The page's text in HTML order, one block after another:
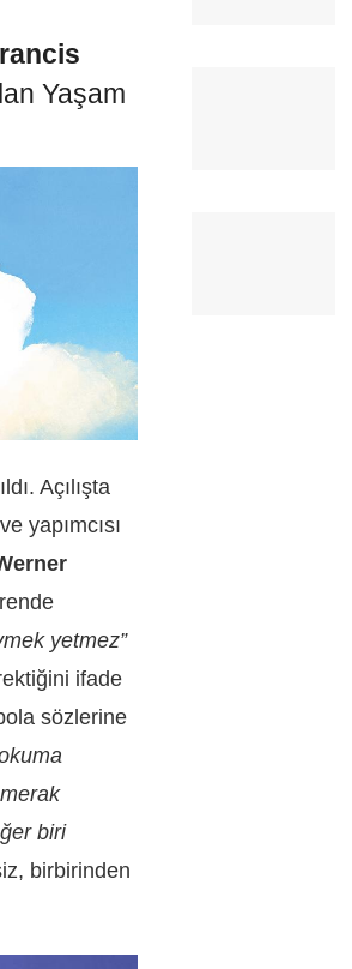
Yaşam
Açılışta
yapımcısı
yetmez”
ifade
sözlerine
biri
birbirinden